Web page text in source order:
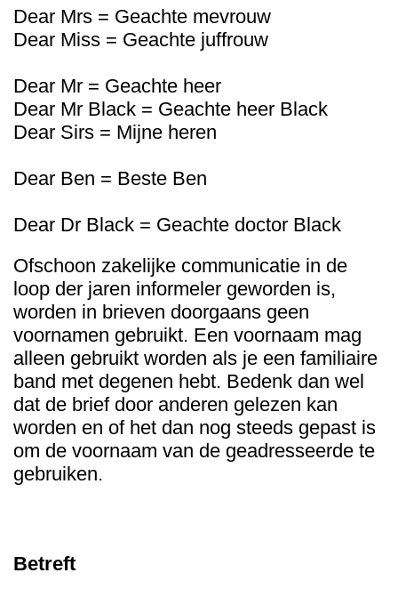
Dear Mrs = Geachte mevrouw
Dear Miss = Geachte juffrouw
Dear Mr = Geachte heer
Dear Mr Black = Geachte heer Black
Dear Sirs = Mijne heren
Dear Ben = Beste Ben
Dear Dr Black = Geachte doctor Black
Ofschoon zakelijke communicatie in de
loop der jaren informeler geworden is,
worden in brieven doorgaans geen
voornamen gebruikt. Een voornaam mag
alleen gebruikt worden als je een familiaire
band met degenen hebt. Bedenk dan wel
dat de brief door anderen gelezen kan
worden en of het dan nog steeds gepast is
om de voornaam van de geadresseerde te
gebruiken.
Betreft